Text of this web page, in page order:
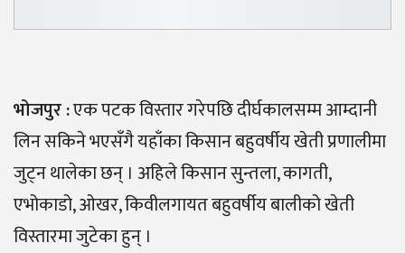
भोजपुर :एक पटक विस्तार गरेपछि दीर्घकालसम्म आम्दानी
लिन सकिने भएसँगै यहाँका किसान बहुवर्षीय खेती प्रणालीमा
जुट्न थालेका छन् । अहिले किसान सुन्तला, कागती,
एभोकाडो, ओखर, किवीलगायत बहुवर्षीय बालीको खेती
विस्तारमा जुटेका हुन् ।